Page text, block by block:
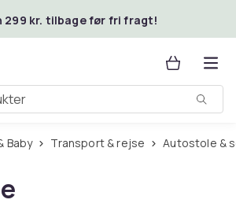
299 kr. tilbage før fri fragt!
Baby Transport & rejse Autostole &